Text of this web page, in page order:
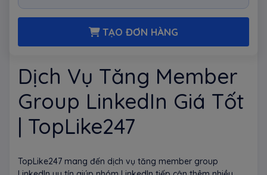
TẠO ĐƠN HÀNG
Dịch Vụ Tăng Member
Group LinkedIn Giá Tốt
| TopLike247
TopLike247 mang đến dịch vụ tăng member group